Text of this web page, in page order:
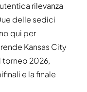
rilevanza
delle sedici
qui per
Kansas City
torneo 2026,
e la finale